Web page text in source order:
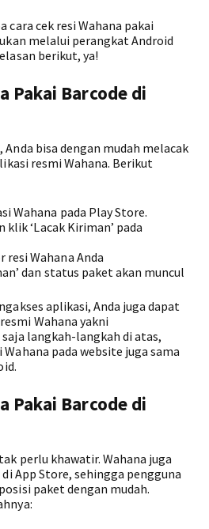
cara cek resi Wahana pakai
melalui perangkat Android
berikut, ya!
Pakai Barcode di
bisa dengan mudah melacak
resmi Wahana. Berikut
Wahana pada Play Store.
klik ‘Lacak Kiriman’ pada
resi Wahana Anda
dan status paket akan muncul
aplikasi, Anda juga dapat
Wahana yakni
langkah-langkah di atas,
pada website juga sama
Pakai Barcode di
perlu khawatir. Wahana juga
App Store, sehingga pengguna
paket dengan mudah.